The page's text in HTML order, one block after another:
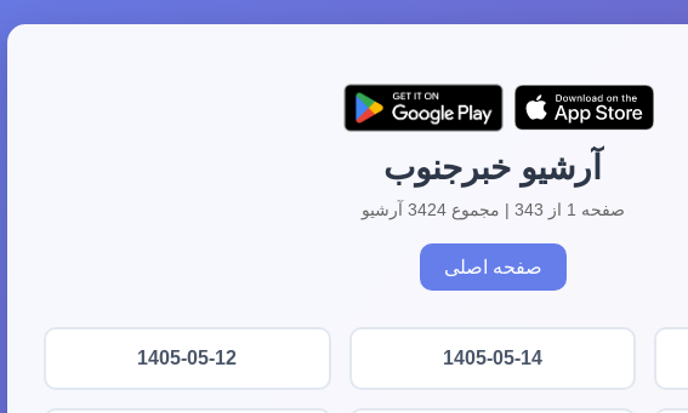
آرشیو خبرجنوب
صفحه 1 از 343 | مجموع 3424 آرشیو
صفحه اصلی
1405-05-14
1405-05-12